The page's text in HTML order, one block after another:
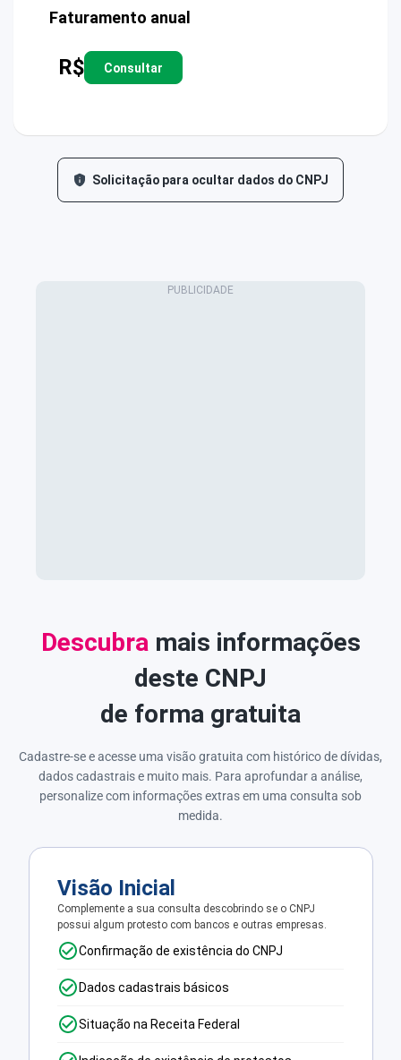
Faturamento anual
R$ Consultar
Solicitação para ocultar dados do CNPJ
Descubra mais informações
deste CNPJ
de forma gratuita
Cadastre-se e acesse uma visão gratuita com histórico de dívidas,
dados cadastrais e muito mais. Para aprofundar a análise,
personalize com informações extras em uma consulta sob
medida.
Visão Inicial
Complemente a sua consulta descobrindo se o CNPJ
possui algum protesto com bancos e outras empresas.
Confirmação de existência do CNPJ
Dados cadastrais básicos
Situação na Receita Federal